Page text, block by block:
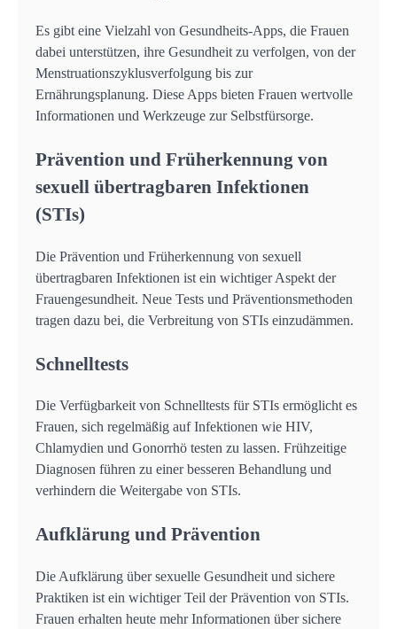
Es gibt eine Vielzahl von Gesundheits-Apps, die Frauen
dabei unterstützen, ihre Gesundheit zu verfolgen, von der
Menstruationszyklusverfolgung bis zur
Ernährungsplanung. Diese Apps bieten Frauen wertvolle
Informationen und Werkzeuge zur Selbstfürsorge.
Prävention und Früherkennung von
sexuell übertragbaren Infektionen
(STIs)
Die Prävention und Früherkennung von sexuell
übertragbaren Infektionen ist ein wichtiger Aspekt der
Frauengesundheit. Neue Tests und Präventionsmethoden
tragen dazu bei, die Verbreitung von STIs einzudämmen.
Schnelltests
Die Verfügbarkeit von Schnelltests für STIs ermöglicht es
Frauen, sich regelmäßig auf Infektionen wie HIV,
Chlamydien und Gonorrhö testen zu lassen. Frühzeitige
Diagnosen führen zu einer besseren Behandlung und
verhindern die Weitergabe von STIs.
Aufklärung und Prävention
Die Aufklärung über sexuelle Gesundheit und sichere
Praktiken ist ein wichtiger Teil der Prävention von STIs.
Frauen erhalten heute mehr Informationen über sichere